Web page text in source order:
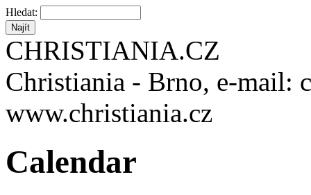
Hledat:
CHRISTIANIA.CZ
Christiania - Brno, e-mail:
www.christiania.cz
Calendar